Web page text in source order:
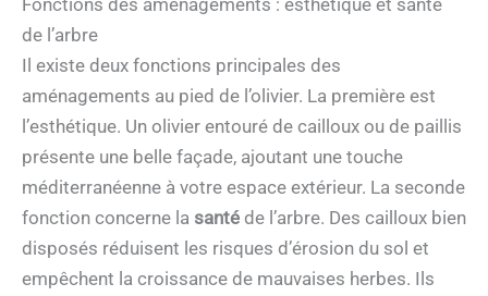
de l’arbre
Il existe deux fonctions principales des
aménagements au pied de l’olivier. La première est
l’esthétique. Un olivier entouré de cailloux ou de paillis
présente une belle façade, ajoutant une touche
méditerranéenne à votre espace extérieur. La seconde
fonction concerne la santé de l’arbre. Des cailloux bien
disposés réduisent les risques d’érosion du sol et
empêchent la croissance de mauvaises herbes. Ils